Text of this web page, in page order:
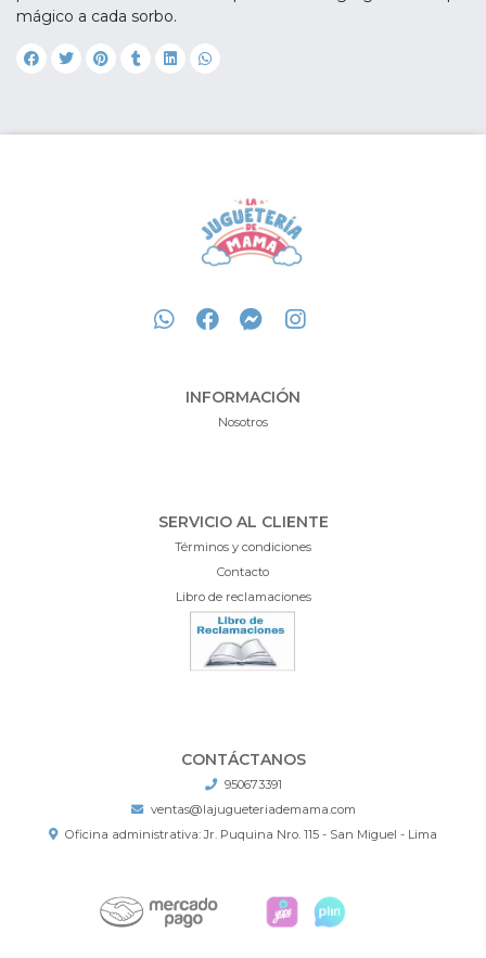
mágico a cada sorbo.
INFORMACIÓN
Nosotros
SERVICIO AL CLIENTE
Términos y condiciones
Contacto
Libro de reclamaciones
CONTÁCTANOS
950673391
ventas@lajugueteriademama.com
Oficina administrativa: Jr. Puquina Nro. 115 - San Miguel - Lima